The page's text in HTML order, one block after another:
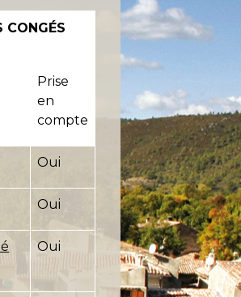
CONGÉS
Prise
en
compte
Oui
Oui
Oui